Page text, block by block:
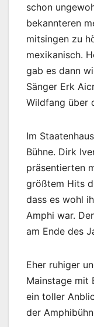
schon
bekannteren
mitsingen zu
mexikanisch.
gab es dann
Sänger Erk
Wildfang über
Im
Bühne. Dirk
präsentierten
größtem Hits
dass es wohl
Amphi war.
am Ende des
Eher ruhiger
Mainstage mit
ein toller
der